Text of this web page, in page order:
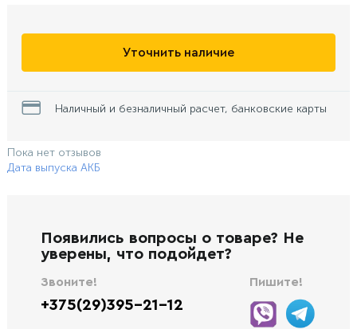
Уточнить наличие
Наличный и безналичный расчет, банковские карты
Пока нет отзывов
Дата выпуска АКБ
Появились вопросы о товаре? Не
уверены, что подойдет?
Звоните!
+375(29)395-21-12
Пишите!